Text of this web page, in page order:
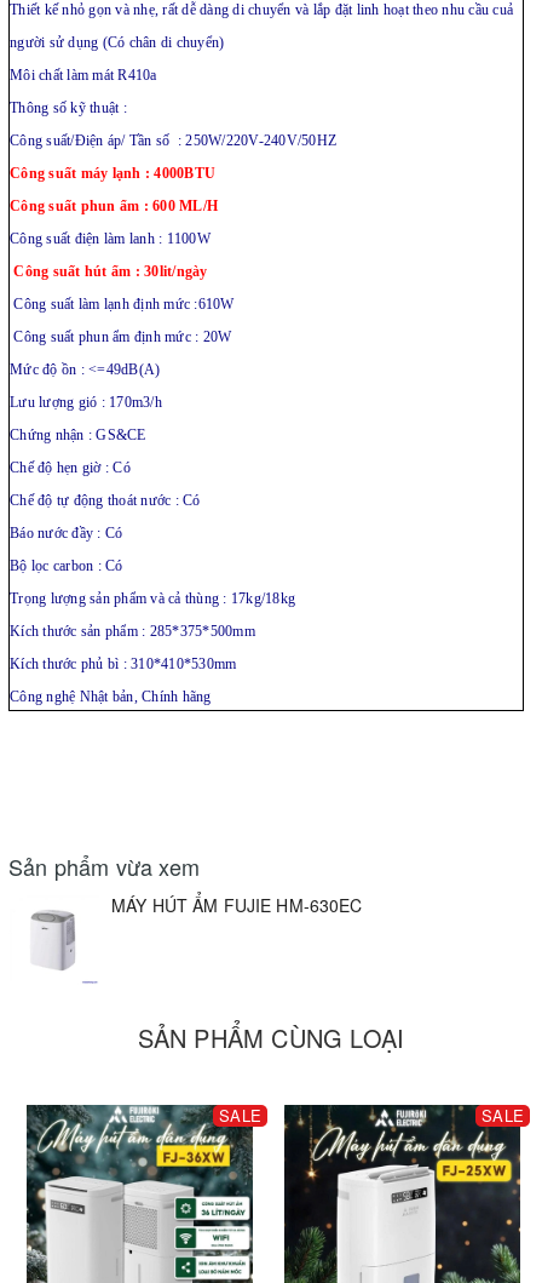
Thiết kế nhỏ gọn và nhẹ, rất dễ dàng di chuyển và lắp đặt linh hoạt theo nhu cầu cuả
người sử dụng (Có chân di chuyển)
Môi chất làm mát R410a
Thông số kỹ thuật :
Công suất/Điện áp/ Tần số : 250W/220V-240V/50HZ
Công suất máy lạnh : 4000BTU
Công suất phun ẩm : 600 ML/H
Công suất điện làm lanh : 1100W
Công suất hút ẩm : 30lit/ngày
Công suất làm lạnh định mức :610W
Công suất phun ẩm định mức : 20W
Mức độ ồn : <=49dB(A)
Lưu lượng gió : 170m3/h
Chứng nhận : GS&CE
Chế độ hẹn giờ : Có
Chế độ tự động thoát nước : Có
Báo nước đầy : Có
Bộ lọc carbon : Có
Trọng lượng sản phẩm và cả thùng : 17kg/18kg
Kích thước sản phẩm : 285*375*500mm
Kích thước phủ bì : 310*410*530mm
Công nghệ Nhật bản, Chính hãng
Sản phẩm vừa xem
MÁY HÚT ẨM FUJIE HM-630EC
SẢN PHẨM CÙNG LOẠI
SALE SALE